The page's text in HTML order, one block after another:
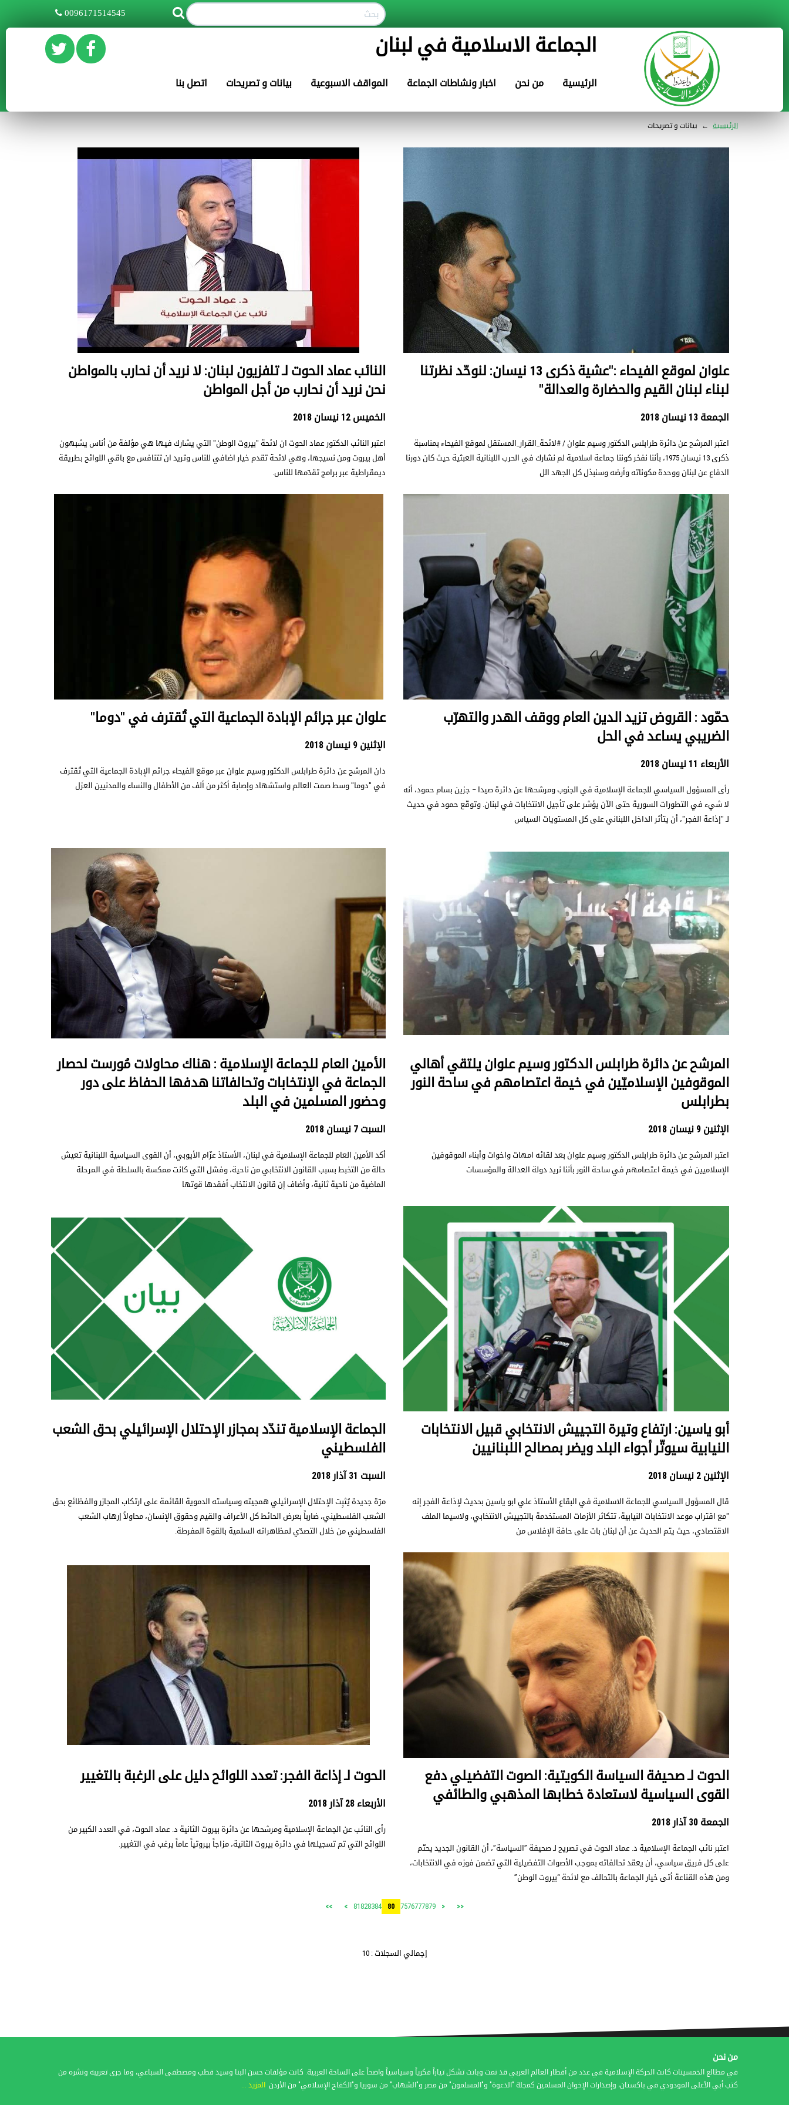
0096171514545
الجماعة الاسلامية في لبنان
اتصل بنا بيانات و تصريحات المواقف الاسبوعية اخبار ونشاطات الجماعة من نحن الرئيسية
الرئيسية ← بيانات و تصريحات
علوان لموقع الفيحاء :"عشية ذكرى 13 نيسان: لنوحّد نظرتنا
لبناء لبنان القيم والحضارة والعدالة"
الجمعة 13 نيسان 2018
اعتبر المرشح عن دائرة طرابلس الدكتور وسيم علوان / #لائحة_القرار_المستقل لموقع الفيحاء بمناسبة
ذكرى 13 نيسان 1975، بأننا نفخر كوننا جماعة اسلامية لم نشارك في الحرب اللبنانية العبثية حيث كان دورنا
الدفاع عن لبنان ووحدة مكوناته وأرضه وسنبذل كل الجهد الل
النائب عماد الحوت لـ تلفزيون لبنان: لا نريد أن نحارب بالمواطن
نحن نريد أن نحارب من أجل المواطن
الخميس 12 نيسان 2018
اعتبر النائب الدكتور عماد الحوت ان لائحة "بيروت الوطن" التي يشارك فيها هي مؤلفة من أناس يشبهون
أهل بيروت ومن نسيجها، وهي لائحة تقدم خيار اضافي للناس وتريد ان تتنافس مع باقي اللوائح بطريقة
ديمقراطية عبر برامج تقدّمها للناس.
حمّود : القروض تزيد الدين العام ووقف الهدر والتهرّب
الضريبي يساعد في الحل
الأربعاء 11 نيسان 2018
رأى المسؤول السياسي للجماعة الإسلامية في الجنوب ومرشحها عن دائرة صيدا – جزين بسام حمود، أنه
لا شيء في التطورات السورية حتى الآن يؤشر على تأجيل الانتخابات في لبنان. وتوقّع حمود في حديث
لـ "إذاعة الفجر"، أن يتأثر الداخل اللبناني على كل المستويات السياس
علوان عبر جرائم الإبادة الجماعية التي تُقترف في "دوما"
الإثنين 9 نيسان 2018
دان المرشح عن دائرة طرابلس الدكتور وسيم علوان عبر موقع الفيحاء جرائم الإبادة الجماعية التي تُقترف
في "دوما" وسط صمت العالم واستشهاد وإصابة أكثر من ألف من الأطفال والنساء والمدنيين العزل
المرشح عن دائرة طرابلس الدكتور وسيم علوان يلتقي أهالي
الموقوفين الإسلاميّين في خيمة اعتصامهم في ساحة النور
بطرابلس
الإثنين 9 نيسان 2018
اعتبر المرشح عن دائرة طرابلس الدكتور وسيم علوان بعد لقائه امهات واخوات وأبناء الموقوفين
الإسلاميين في خيمة اعتصامهم في ساحة النور بأننا نريد دولة العدالة والمؤسسات
الأمين العام للجماعة الإسلامية : هناك محاولات مُورست لحصار
الجماعة في الإنتخابات وتحالفاتنا هدفها الحفاظ على دور
وحضور المسلمين في البلد
السبت 7 نيسان 2018
أكد الأمين العام للجماعة الإسلامية في لبنان، الأستاذ عزّام الأيوبي، أن القوى السياسية اللبنانية تعيش
حالة من التخبط بسبب القانون الانتخابي من ناحية، وفشل التي كانت ممكسة بالسلطة في المرحلة
الماضية من ناحية ثانية، وأضاف إن قانون الانتخاب أفقدها قوتها
أبو ياسين: ارتفاع وتيرة التجييش الانتخابي قبيل الانتخابات
النيابية سيوتّر أجواء البلد ويضر بمصالح اللبنانيين
الإثنين 2 نيسان 2018
قال المسؤول السياسي للجماعة الاسلامية في البقاع الأستاذ علي ابو ياسين بحديث لإذاعة الفجر إنه
"مع اقتراب موعد الانتخابات النيابية، تتكاثر الأزمات المستخدمة بالتجييش الانتخابي، ولاسيما الملف
الاقتصادي، حيث يتم الحديث عن أن لبنان بات على حافة الإفلاس من
الجماعة الإسلامية تندّد بمجازر الإحتلال الإسرائيلي بحق الشعب
الفلسطيني
السبت 31 آذار 2018
مرّة جديدة يُثبِت الإحتلال الإسرائيلي همجيته وسياسته الدموية القائمة على ارتكاب المجازر والفظائع بحق
الشعب الفلسطيني، ضارباً بعرض الحائط كل الأعراف والقيم وحقوق الإنسان، محاولاً إرهاب الشعب
الفلسطيني من خلال التصدّي لمظاهراته السلمية بالقوة المفرطة.
الحوت لـ صحيفة السياسة الكويتية: الصوت التفضيلي دفع
القوى السياسية لاستعادة خطابها المذهبي والطائفي
الجمعة 30 آذار 2018
اعتبر نائب الجماعة الإسلامية د. عماد الحوت في تصريح لـ صحيفة ”السياسة”، أن القانون الجديد يحتّم
على كل فريق سياسي، أن يعقد تحالفاته بموجب الأصوات التفضيلية التي تضمن فوزه في الانتخابات،
ومن هذه القناعة أتى خيار الجماعة بالتحالف مع لائحة “بيروت الوطن”
الحوت لـ إذاعة الفجر: تعدد اللوائح دليل على الرغبة بالتغيير
الأربعاء 28 آذار 2018
رأى النائب عن الجماعة الإسلامية ومرشحها عن دائرة بيروت الثانية د. عماد الحوت، في العدد الكبير من
اللوائح التي تم تسجيلها في دائرة بيروت الثانية، مزاجاً بيروتياً عاماً يرغب في التغيير.
<<
<
7576777879
80
81828384
>
>>
إجمالي السجلات : 10
من نحن
في مطالع الخمسينات كانت الحركة الإسلامية في عدد من أقطار العالم العربي قد نمت وباتت تشكل تياراً فكرياً وسياسياً واضحاً على الساحة العربية. كانت مؤلفات حسن البنا وسيد قطب ومصطفى السباعي، وما جرى تعريبه ونشره من
كتب أبي الأعلى المودودي في باكستان، وإصدارات الإخوان المسلمين كمجلة "الدعوة" و"المسلمون" من مصر و"الشهاب" من سوريا و"الكفاح الإسلامي" من الأردن
المزيد ...